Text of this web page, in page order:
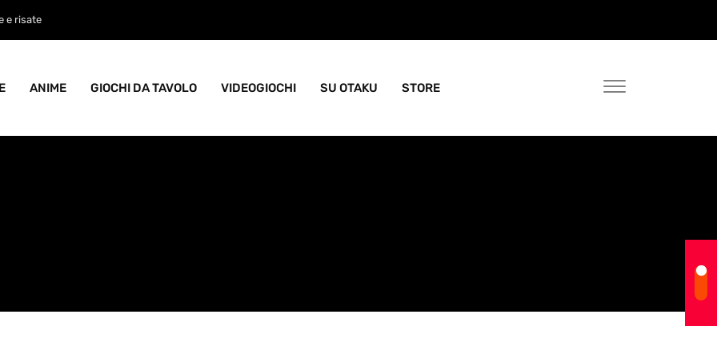
e risate
ANIME GIOCHI DA TAVOLO VIDEOGIOCHI SU OTAKU STORE